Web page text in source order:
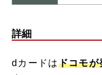
詳細
dカードはドコモが